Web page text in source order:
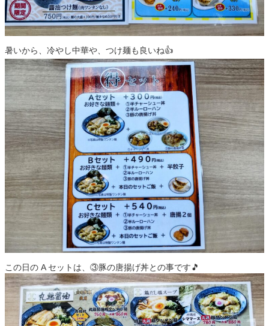
暑いから、冷やし中華や、つけ麺も良いね👍
この日の A セットは、③豚の唐揚げ丼との事です🎵